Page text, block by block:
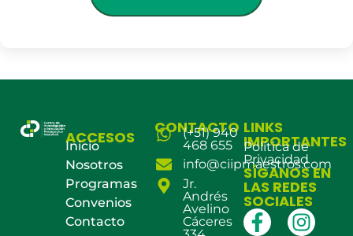
ACCESOS
Inicio
Nosotros
Programas
Convenios
Contacto
CONTACTO
(+51) 940
468 655
info@ciipmaestros.com
Jr.
Andrés
Avelino
Cáceres
LINKS
IMPORTANTES
Política de
Privacidad
SÍGANOS EN
LAS REDES
SOCIALES